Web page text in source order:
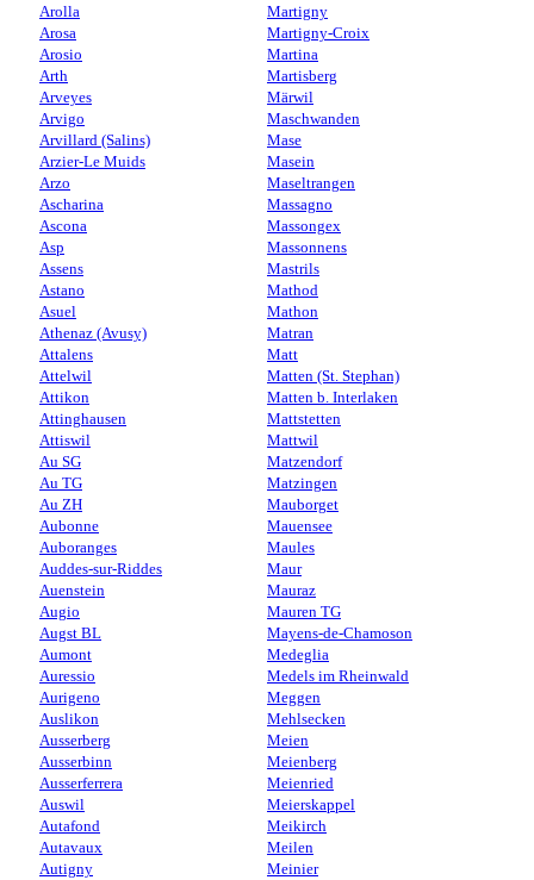
Arolla
Arosa
Arosio
Arth
Arveyes
Arvigo
Arvillard (Salins)
Arzier-Le Muids
Arzo
Ascharina
Ascona
Asp
Assens
Astano
Asuel
Athenaz (Avusy)
Attalens
Attelwil
Attikon
Attinghausen
Attiswil
Au SG
Au TG
Au ZH
Aubonne
Auboranges
Auddes-sur-Riddes
Auenstein
Augio
Augst BL
Aumont
Auressio
Aurigeno
Auslikon
Ausserberg
Ausserbinn
Ausserferrera
Auswil
Autafond
Autavaux
Autigny
Martigny
Martigny-Croix
Martina
Martisberg
Märwil
Maschwanden
Mase
Masein
Maseltrangen
Massagno
Massongex
Massonnens
Mastrils
Mathod
Mathon
Matran
Matt
Matten (St. Stephan)
Matten b. Interlaken
Mattstetten
Mattwil
Matzendorf
Matzingen
Mauborget
Mauensee
Maules
Maur
Mauraz
Mauren TG
Mayens-de-Chamoson
Medeglia
Medels im Rheinwald
Meggen
Mehlsecken
Meien
Meienberg
Meienried
Meierskappel
Meikirch
Meilen
Meinier